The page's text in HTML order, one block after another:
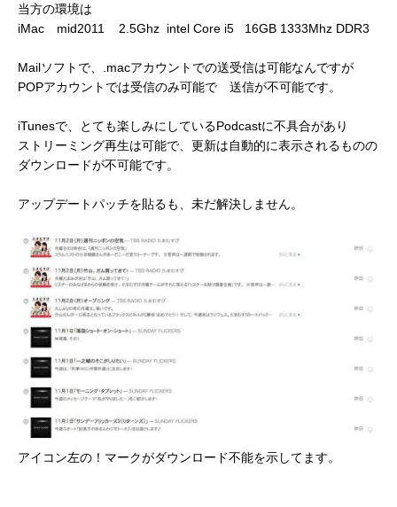
当方の環境は
iMac mid2011 2.5Ghz intel Core i5 16GB 1333Mhz DDR3
Mailソフトで、.macアカウントでの送受信は可能なんですが
POPアカウントでは受信のみ可能で 送信が不可能です。
iTunesで、とても楽しみにしているPodcastに不具合があり
ストリーミング再生は可能で、更新は自動的に表示されるものの
ダウンロードが不可能です。
アップデートパッチを貼るも、未だ解決しません。
アイコン左の！マークがダウンロード不能を示してます。